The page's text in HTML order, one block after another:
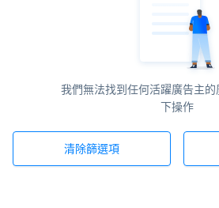
我們無法找到任何活躍廣告主
下操作
清除篩選項